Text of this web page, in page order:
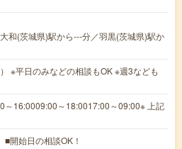
和(茨城県)駅から---分／羽黒(茨城県)駅か
※平日のみなどの相談もOK ※週3なども
～16:0009:00～18:0017:00～09:00※ 上記
開始日の相談OK！